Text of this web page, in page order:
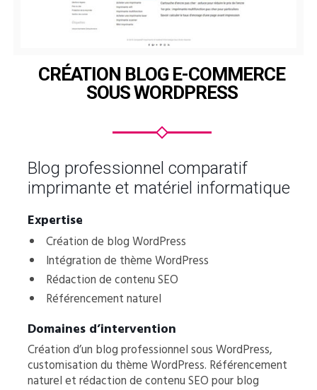
CRÉATION BLOG E-COMMERCE
SOUS WORDPRESS
Blog professionnel comparatif
imprimante et matériel informatique
Expertise
Création de blog WordPress
Intégration de thème WordPress
Rédaction de contenu SEO
Référencement naturel
Domaines d’intervention
Création d’un blog professionnel sous WordPress,
customisation du thème WordPress. Référencement
naturel et rédaction de contenu SEO pour blog